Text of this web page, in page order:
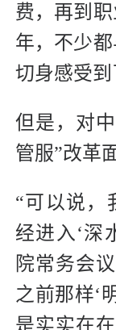
费，再到
年，不少
切身感受到
但是，对
管服”改革
“可以说，
经进入‘深
院常务会
之前那样‘
是实实在